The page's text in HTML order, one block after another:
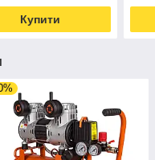
Купити